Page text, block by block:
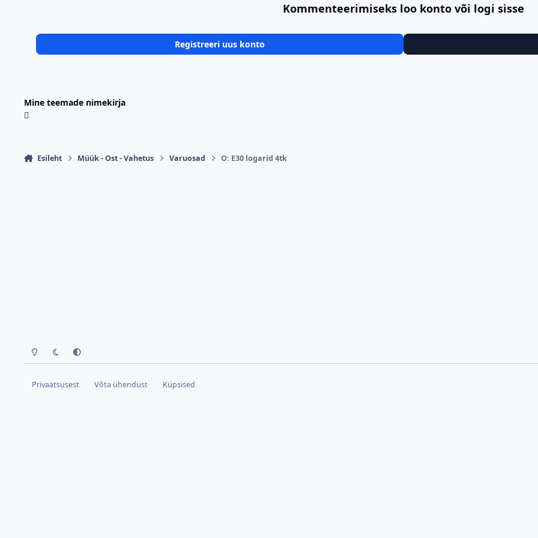
Kommenteerimiseks loo konto või logi sisse
Registreeri uus konto
Mine teemade nimekirja
Esileht Müük - Ost - Vahetus Varuosad O: E30 logarid 4tk
Hele teemaTume teemaKasuta seadme teemat
Privaatsusest Võta ühendust Küpsised